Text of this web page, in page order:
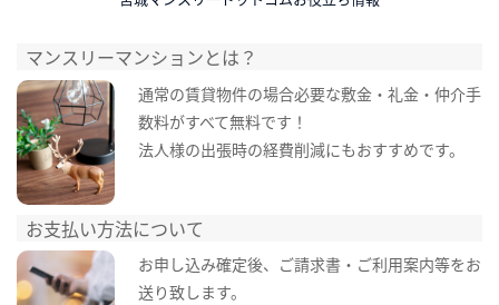
マンスリーマンションとは？
通常の賃貸物件の場合必要な敷金・礼金・仲介手
数料がすべて無料です！
法人様の出張時の経費削減にもおすすめです。
お支払い方法について
お申し込み確定後、ご請求書・ご利用案内等をお
送り致します。